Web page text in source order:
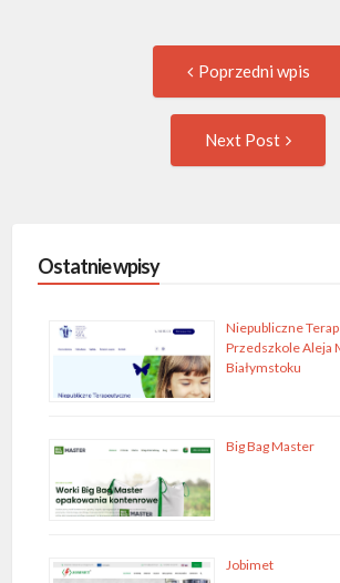
navigation
Poprzedni wpis
Next Post
Ostatnie wpisy
Niepubliczne
Przedszkole Aleja
Białymstoku
Big Bag Master
Jobimet